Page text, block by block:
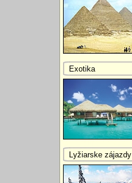
Exotika
Lyžiarske zájazdy